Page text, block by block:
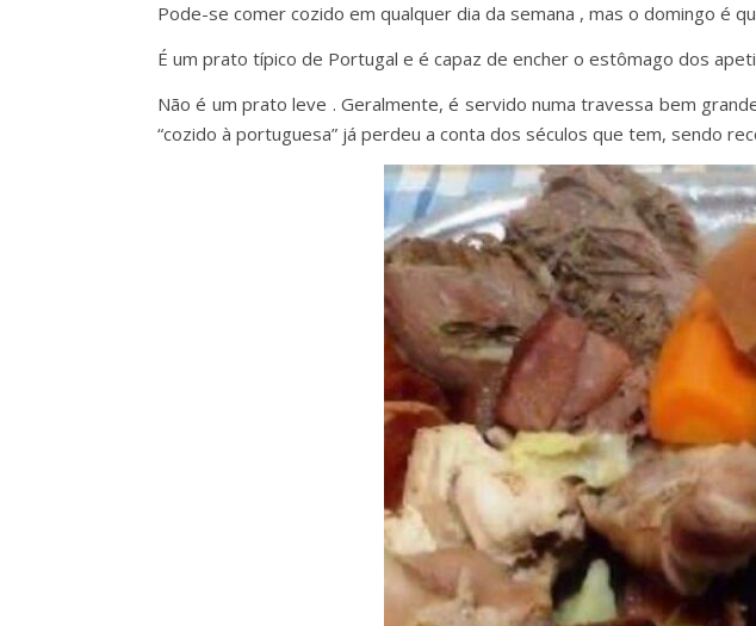
Pode-se comer cozido em qualquer dia da semana , mas o domingo é
É um prato típico de Portugal e é capaz de encher o estômago dos
Não é um prato leve . Geralmente, é servido numa travessa bem
“cozido à portuguesa” já perdeu a conta dos séculos que tem, sendo